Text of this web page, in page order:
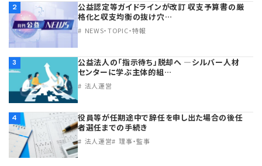
2
公益認定等ガイドラインが改訂 収支予算書の厳
格化と収支均衡の抜け穴…
NEWS・TOPIC・特報
3
公益法人の「指示待ち」脱却へ ―シルバー人材
センターに学ぶ主体的組…
法人運営
4
役員等が任期途中で辞任を申し出た場合の後任
者選任までの手続き
法人運営 理事・監事